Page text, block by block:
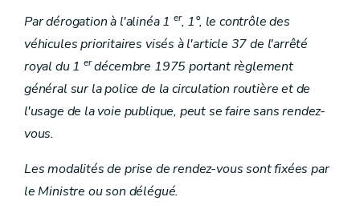
Par dérogation à l'alinéa 1 er, 1°, le contrôle des
véhicules prioritaires visés à l'article 37 de l'arrêté
royal du 1erdécembre 1975 portant règlement
général sur la police de la circulation routière et de
l'usage de la voie publique, peut se faire sans rendez-
vous.
Les modalités de prise de rendez-vous sont fixées par
le Ministre ou son délégué.